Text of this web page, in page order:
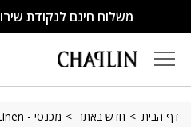
משלוח חינם לנקודת שירות
דף הבית חדש באתר מכנסי - Capri Linen